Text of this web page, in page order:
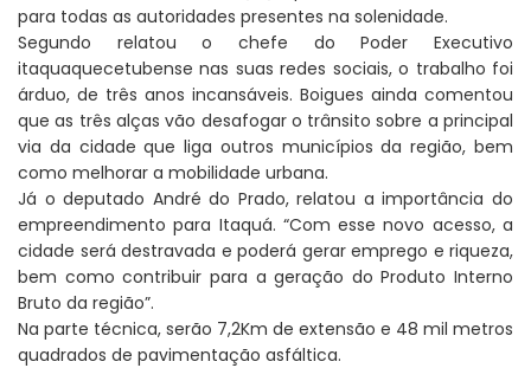
para todas as autoridades presentes na solenidade.
Segundo relatou o chefe do Poder Executivo
itaquaquecetubense nas suas redes sociais, o trabalho foi
árduo, de três anos incansáveis. Boigues ainda comentou
que as três alças vão desafogar o trânsito sobre a principal
via da cidade que liga outros municípios da região, bem
como melhorar a mobilidade urbana.
Já o deputado André do Prado, relatou a importância do
empreendimento para Itaquá. “Com esse novo acesso, a
cidade será destravada e poderá gerar emprego e riqueza,
bem como contribuir para a geração do Produto Interno
Bruto da região”.
Na parte técnica, serão 7,2Km de extensão e 48 mil metros
quadrados de pavimentação asfáltica.